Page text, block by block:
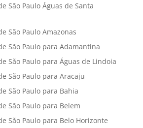
São Paulo Águas de Santa
São Paulo Amazonas
São Paulo para Adamantina
São Paulo para Águas de Lindoia
São Paulo para Aracaju
São Paulo para Bahia
São Paulo para Belem
São Paulo para Belo Horizonte